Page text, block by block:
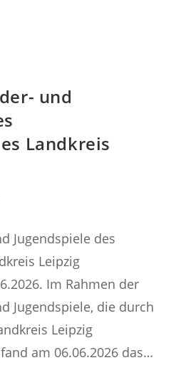
und
Landkreis
Jugendspiele des
Leipzig
Im Rahmen der
Jugendspiele, die durch
Leipzig
am 06.06.2026 das…